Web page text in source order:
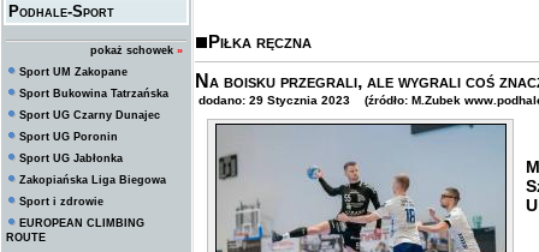
Podhale-Sport
pokaż schowek »
Sport UM Zakopane
Sport Bukowina Tatrzańska
Sport UG Czarny Dunajec
Sport UG Poronin
Sport UG Jabłonka
Zakopiańska Liga Biegowa
Sport i zdrowie
EUROPEAN CLIMBING
ROUTE
Piłka ręczna
Na boisku przegrali, ale wygrali coś
dodano: 29 Stycznia 2023 (źródło: M.Zubek